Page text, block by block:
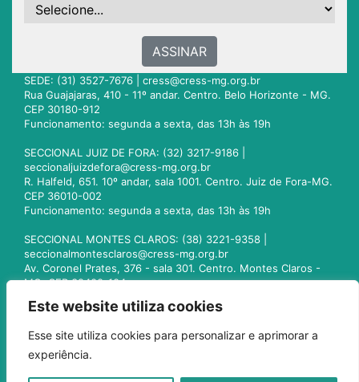
Este website utiliza cookies
Esse site utiliza cookies para personalizar e aprimorar a
experiência.
ASSINAR
SEDE: (31) 3527-7676 | cress@cress-mg.org.br
Rua Guajajaras, 410 - 11º andar. Centro. Belo Horizonte - MG.
CEP 30180-912
Funcionamento: segunda a sexta, das 13h às 19h
SECCIONAL JUIZ DE FORA: (32) 3217-9186 |
seccionaljuizdefora@cress-mg.org.br
R. Halfeld, 651. 10º andar, sala 1001. Centro. Juiz de Fora-MG.
CEP 36010-002
Funcionamento: segunda a sexta, das 13h às 19h
SECCIONAL MONTES CLAROS: (38) 3221-9358 |
seccionalmontesclaros@cress-mg.org.br
Av. Coronel Prates, 376 - sala 301. Centro. Montes Claros -
MG. CEP 39400-104
seccionaluberlandia@cress-mg.org.br
Av. Afonso Pena, 547 - sala 101. Uberlândia - MG. CEP